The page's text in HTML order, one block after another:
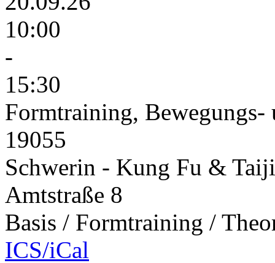
10:00
-
15:30
Formtraining,
19055
Schwerin - Kung Fu &
Amtstraße 8
Basis / Formtraining /
ICS/iCal